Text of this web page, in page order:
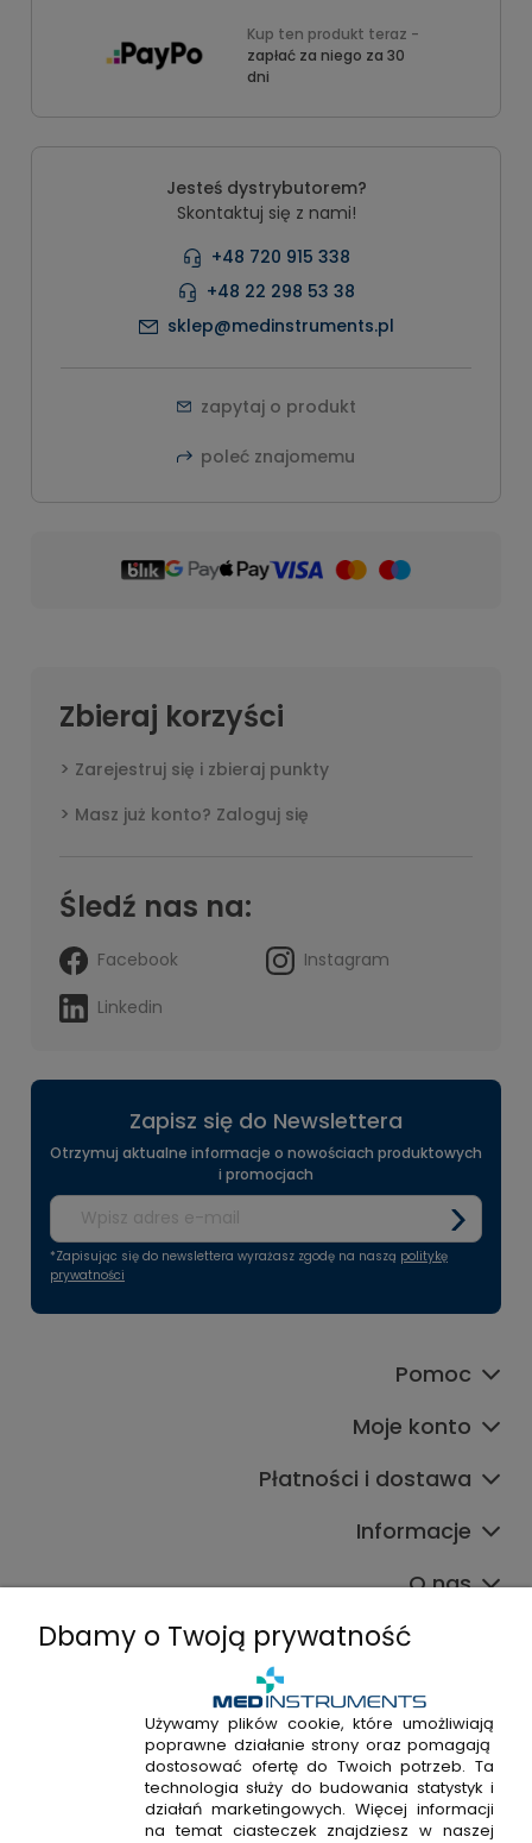
Kup ten produkt teraz -
zapłać za niego za 30
dni
Jesteś dystrybutorem?
Skontaktuj się z nami!
+48 720 915 338
+48 22 298 53 38
sklep@medinstruments.pl
zapytaj o produkt
poleć znajomemu
Zbieraj korzyści
Zarejestruj się i zbieraj punkty
Masz już konto? Zaloguj się
Śledź nas na:
Facebook
Instagram
Linkedin
Zapisz się do Newslettera
Otrzymuj aktualne informacje o nowościach produktowych
i promocjach
*Zapisując się do newslettera wyrażasz zgodę na naszą politykę
prywatności
Pomoc
Moje konto
Płatności i dostawa
Informacje
O nas
+48 720 915 338
+48 22 298 53 38
Napisz do nas!
Dbamy o Twoją prywatność
Używamy plików cookie, które umożliwiają
poprawne działanie strony oraz pomagają
dostosować ofertę do Twoich potrzeb. Ta
technologia służy do budowania statystyk i
działań marketingowych. Więcej informacji
na temat ciasteczek znajdziesz w naszej